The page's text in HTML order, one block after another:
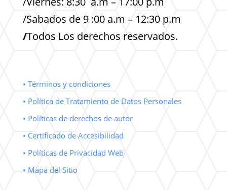
/Sabados de 9 :00 a.m – 12:30 p.m
/Todos Los derechos reservados.
• Términos y condiciones
• Política de Tratamiento de Datos Personales
• Políticas de derechos de autor
• Certificado de Accesibilidad
• Políticas de Privacidad Web
• Mapa del Sitio